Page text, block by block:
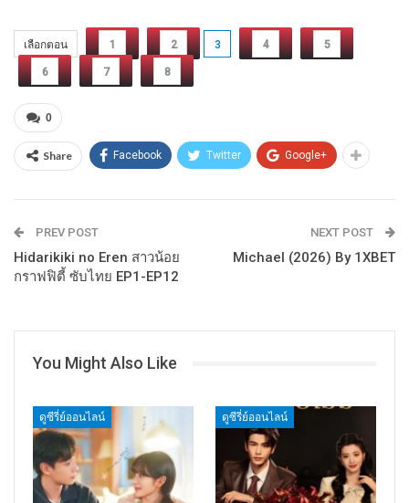
เลือกตอน 1 2 3 4 5
6 7 8
0
Share Facebook Twitter Google+
PREV POST
Hidarikiki no Eren สาวน้อย
กราฟฟิตี้ ซับไทย EP1-EP12
NEXT POST
Michael (2026) By 1XBET
You Might Also Like
ดูซีรี่ย์ออนไลน์ ดูซีรี่ย์ออนไลน์